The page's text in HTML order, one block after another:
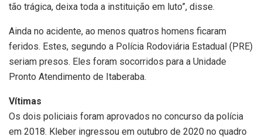
tão trágica, deixa toda a instituição em luto”, disse.
Ainda no acidente, ao menos quatros homens ficaram
feridos. Estes, segundo a Polícia Rodoviária Estadual (PRE)
seriam presos. Eles foram socorridos para a Unidade
Pronto Atendimento de Itaberaba.
Vítimas
Os dois policiais foram aprovados no concurso da polícia
em 2018. Kleber ingressou em outubro de 2020 no quadro